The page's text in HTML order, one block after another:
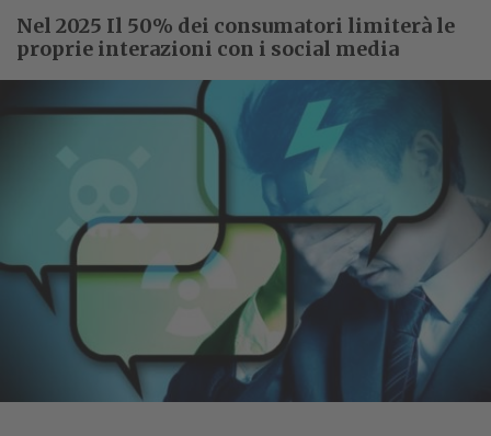
Nel 2025 Il 50% dei consumatori limiterà le
proprie interazioni con i social media